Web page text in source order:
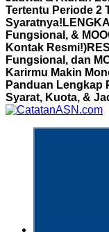
Tertentu Periode 2
Syaratnya!
Fungsional, &
Kontak Resmi!)
Fungsional, dan
Karirmu Makin
Panduan Lengkap
Syarat, Kuota, &